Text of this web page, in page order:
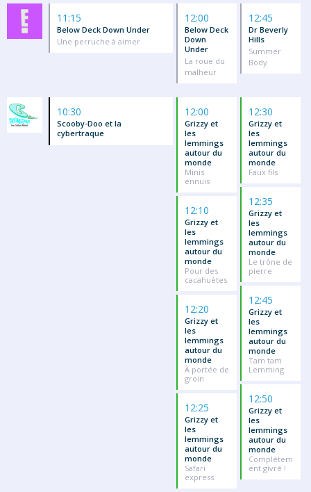
11:15
Below Deck Down Under
Une perruche à aimer
12:00
Below Deck
Down
Under
La roue du
malheur
12:45
Dr Beverly
Hills
Summer
Body
10:30
Scooby-Doo et la
cybertraque
12:00
Grizzy et
les
lemmings
autour du
monde
Minis
ennuis
12:10
Grizzy et
les
lemmings
autour du
monde
Pour des
cacahuètes
12:20
Grizzy et
les
lemmings
autour du
monde
À portée de
groin
12:25
Grizzy et
les
lemmings
autour du
monde
Safari
express
12:30
Grizzy et
les
lemmings
autour du
monde
Faux fils
12:35
Grizzy et
les
lemmings
autour du
monde
Le trône de
pierre
12:45
Grizzy et
les
lemmings
autour du
monde
Tam tam
Lemming
12:50
Grizzy et
les
lemmings
autour du
monde
Complètem
ent givré !